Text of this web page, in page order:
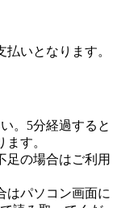
払いとなります。
。5分経過すると
す。
足の場合はご利用
はパソコン画面に